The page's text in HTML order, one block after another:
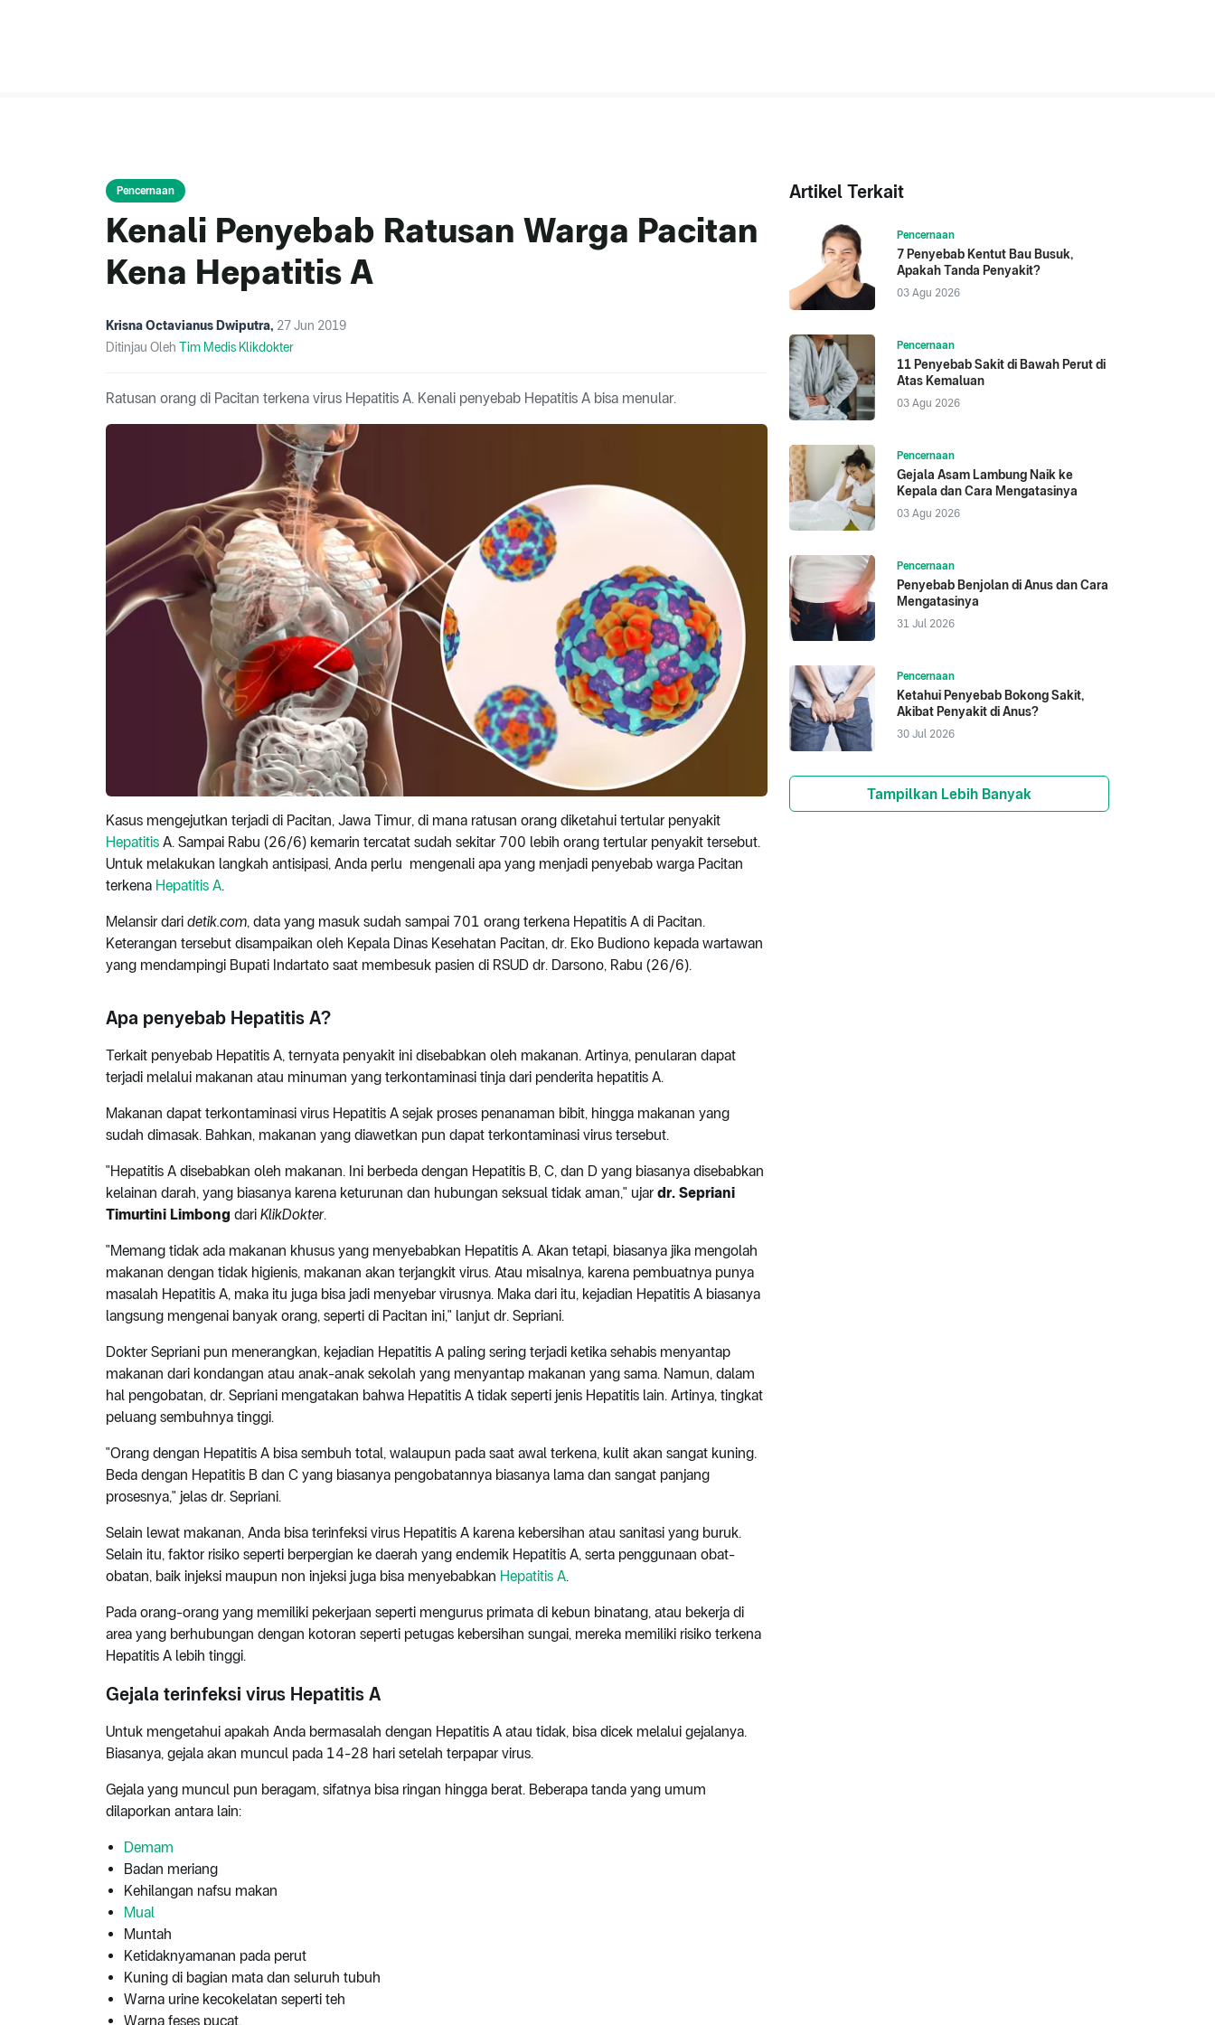
Pencernaan
Kenali Penyebab Ratusan Warga Pacitan
Kena Hepatitis A
Krisna Octavianus Dwiputra, 27 Jun 2019
Ditinjau Oleh Tim Medis Klikdokter
Ratusan orang di Pacitan terkena virus Hepatitis A. Kenali penyebab Hepatitis A bisa menular.
Kasus mengejutkan terjadi di Pacitan, Jawa Timur, di mana ratusan orang diketahui tertular penyakit
Hepatitis A. Sampai Rabu (26/6) kemarin tercatat sudah sekitar 700 lebih orang tertular penyakit tersebut.
Untuk melakukan langkah antisipasi, Anda perlu mengenali apa yang menjadi penyebab warga Pacitan
terkena Hepatitis A.
Melansir dari detik.com, data yang masuk sudah sampai 701 orang terkena Hepatitis A di Pacitan.
Keterangan tersebut disampaikan oleh Kepala Dinas Kesehatan Pacitan, dr. Eko Budiono kepada wartawan
yang mendampingi Bupati Indartato saat membesuk pasien di RSUD dr. Darsono, Rabu (26/6).
Apa penyebab Hepatitis A?
Terkait penyebab Hepatitis A, ternyata penyakit ini disebabkan oleh makanan. Artinya, penularan dapat
terjadi melalui makanan atau minuman yang terkontaminasi tinja dari penderita hepatitis A.
Makanan dapat terkontaminasi virus Hepatitis A sejak proses penanaman bibit, hingga makanan yang
sudah dimasak. Bahkan, makanan yang diawetkan pun dapat terkontaminasi virus tersebut.
"Hepatitis A disebabkan oleh makanan. Ini berbeda dengan Hepatitis B, C, dan D yang biasanya disebabkan
kelainan darah, yang biasanya karena keturunan dan hubungan seksual tidak aman," ujar dr. Sepriani
Timurtini Limbong dari KlikDokter.
"Memang tidak ada makanan khusus yang menyebabkan Hepatitis A. Akan tetapi, biasanya jika mengolah
makanan dengan tidak higienis, makanan akan terjangkit virus. Atau misalnya, karena pembuatnya punya
masalah Hepatitis A, maka itu juga bisa jadi menyebar virusnya. Maka dari itu, kejadian Hepatitis A biasanya
langsung mengenai banyak orang, seperti di Pacitan ini," lanjut dr. Sepriani.
Dokter Sepriani pun menerangkan, kejadian Hepatitis A paling sering terjadi ketika sehabis menyantap
makanan dari kondangan atau anak-anak sekolah yang menyantap makanan yang sama. Namun, dalam
hal pengobatan, dr. Sepriani mengatakan bahwa Hepatitis A tidak seperti jenis Hepatitis lain. Artinya, tingkat
peluang sembuhnya tinggi.
"Orang dengan Hepatitis A bisa sembuh total, walaupun pada saat awal terkena, kulit akan sangat kuning.
Beda dengan Hepatitis B dan C yang biasanya pengobatannya biasanya lama dan sangat panjang
prosesnya," jelas dr. Sepriani.
Selain lewat makanan, Anda bisa terinfeksi virus Hepatitis A karena kebersihan atau sanitasi yang buruk.
Selain itu, faktor risiko seperti berpergian ke daerah yang endemik Hepatitis A, serta penggunaan obat-
obatan, baik injeksi maupun non injeksi juga bisa menyebabkan Hepatitis A.
Pada orang-orang yang memiliki pekerjaan seperti mengurus primata di kebun binatang, atau bekerja di
area yang berhubungan dengan kotoran seperti petugas kebersihan sungai, mereka memiliki risiko terkena
Hepatitis A lebih tinggi.
Gejala terinfeksi virus Hepatitis A
Untuk mengetahui apakah Anda bermasalah dengan Hepatitis A atau tidak, bisa dicek melalui gejalanya.
Biasanya, gejala akan muncul pada 14-28 hari setelah terpapar virus.
Gejala yang muncul pun beragam, sifatnya bisa ringan hingga berat. Beberapa tanda yang umum
dilaporkan antara lain:
Demam
Badan meriang
Kehilangan nafsu makan
Mual
Muntah
Ketidaknyamanan pada perut
Kuning di bagian mata dan seluruh tubuh
Warna urine kecokelatan seperti teh
Warna feses pucat.
Artikel Terkait
Pencernaan
7 Penyebab Kentut Bau Busuk,
Apakah Tanda Penyakit?
03 Agu 2026
Pencernaan
11 Penyebab Sakit di Bawah Perut di
Atas Kemaluan
03 Agu 2026
Pencernaan
Gejala Asam Lambung Naik ke
Kepala dan Cara Mengatasinya
03 Agu 2026
Pencernaan
Penyebab Benjolan di Anus dan Cara
Mengatasinya
31 Jul 2026
Pencernaan
Ketahui Penyebab Bokong Sakit,
Akibat Penyakit di Anus?
30 Jul 2026
Tampilkan Lebih Banyak